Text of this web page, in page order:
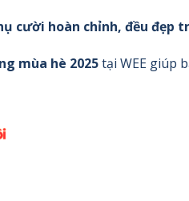
cười hoàn chỉnh, đều đẹp
mùa hè 2025tại WEE giúp